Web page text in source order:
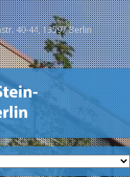
40-44, 13597 Berlin